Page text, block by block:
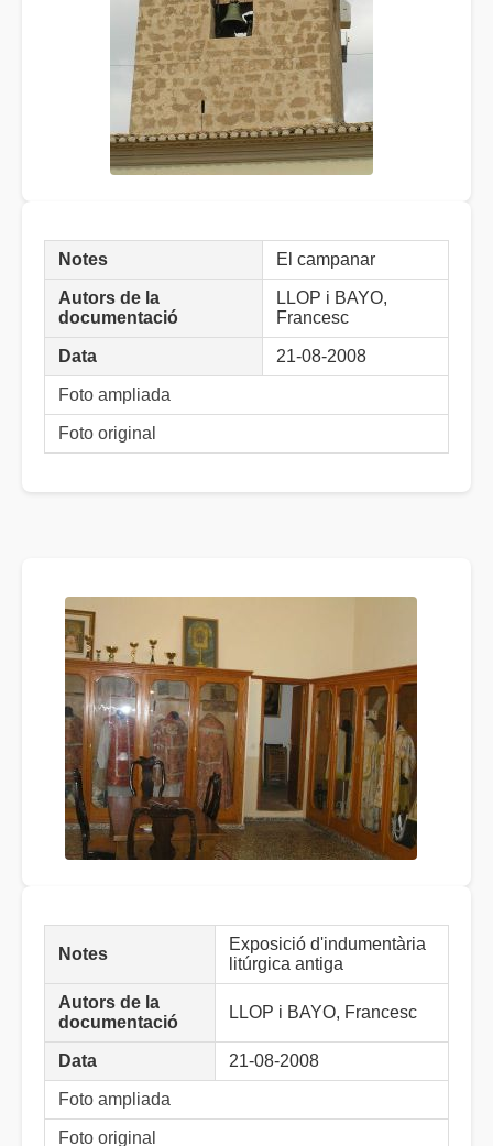
Notes El campanar
Autors de la
documentació
LLOP i BAYO,
Francesc
Data 21-08-2008
Foto ampliada
Foto original
Notes
Exposició d'indumentària
litúrgica antiga
Autors de la
documentació
LLOP i BAYO, Francesc
Data 21-08-2008
Foto ampliada
Foto original